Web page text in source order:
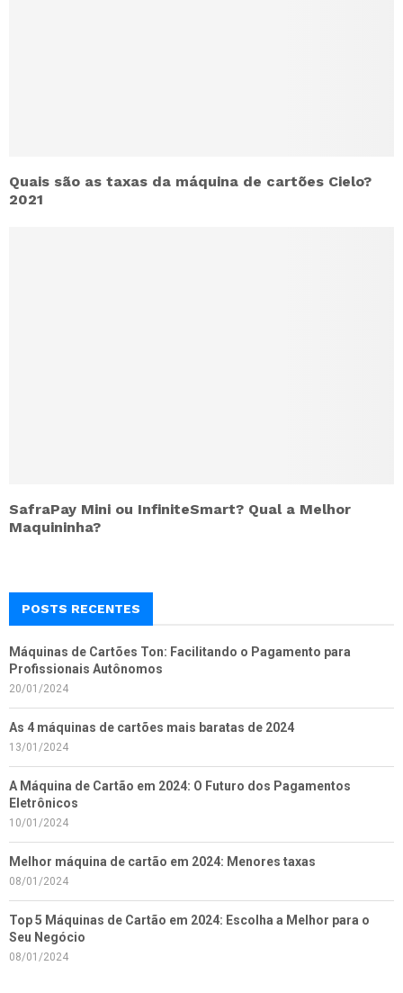
Quais são as taxas da máquina de cartões Cielo?
2021
SafraPay Mini ou InfiniteSmart? Qual a Melhor
Maquininha?
POSTS RECENTES
Máquinas de Cartões Ton: Facilitando o Pagamento para
Profissionais Autônomos
20/01/2024
As 4 máquinas de cartões mais baratas de 2024
13/01/2024
A Máquina de Cartão em 2024: O Futuro dos Pagamentos
Eletrônicos
10/01/2024
Melhor máquina de cartão em 2024: Menores taxas
08/01/2024
Top 5 Máquinas de Cartão em 2024: Escolha a Melhor para o
Seu Negócio
08/01/2024